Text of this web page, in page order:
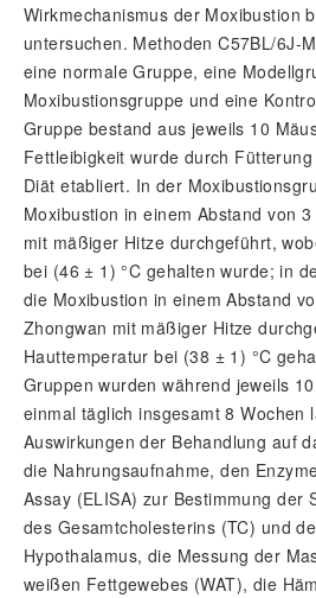
Wirkmechanismus der Moxibustion
untersuchen. Methoden C57BL/6J-
eine normale Gruppe, eine
Moxibustionsgruppe und eine
Gruppe bestand aus jeweils 10
Fettleibigkeit wurde durch
Diät etabliert. In der
Moxibustion in einem Abstand von
mit mäßiger Hitze durchgeführt,
bei (46 ± 1) °C gehalten wurde; in
die Moxibustion in einem Abstand
Zhongwan mit mäßiger Hitze
Hauttemperatur bei (38 ± 1) °C
Gruppen wurden während jeweils
einmal täglich insgesamt 8 Wochen
Auswirkungen der Behandlung auf
die Nahrungsaufnahme, den
Assay (ELISA) zur Bestimmung der
des Gesamtcholesterins (TC) und
Hypothalamus, die Messung der
weißen Fettgewebes (WAT), die